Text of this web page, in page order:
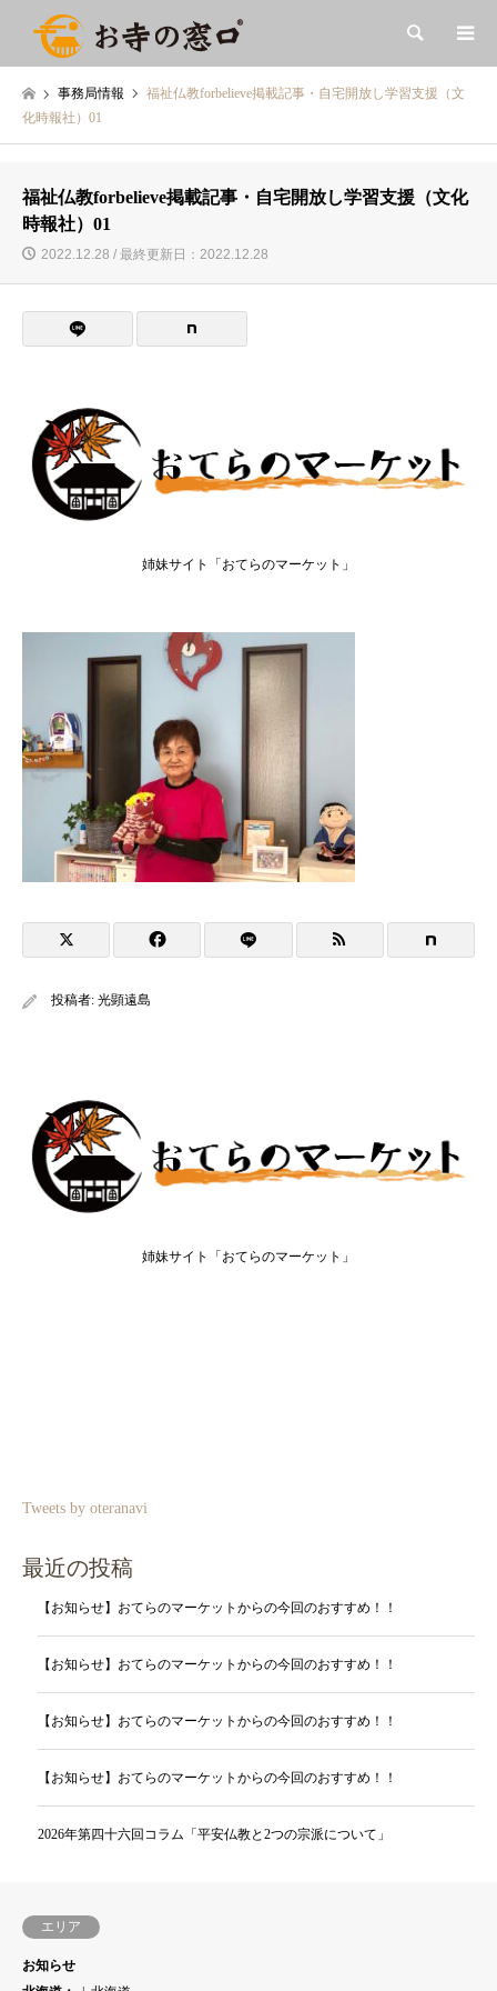
検索
事務局情報
福祉仏教forbelieve掲載記事・自宅開放し学習支援（文
化時報社）01
福祉仏教forbelieve掲載記事・自宅開放し学習支援（文化
時報社）01
2022.12.28 / 最終更新日：2022.12.28
姉妹サイト「おてらのマーケット」
投稿者: 光顕遠島
姉妹サイト「おてらのマーケット」
Tweets by oteranavi
最近の投稿
【お知らせ】おてらのマーケットからの今回のおすすめ！！
【お知らせ】おてらのマーケットからの今回のおすすめ！！
【お知らせ】おてらのマーケットからの今回のおすすめ！！
【お知らせ】おてらのマーケットからの今回のおすすめ！！
2026年第四十六回コラム「平安仏教と2つの宗派について」
エリア
お知らせ